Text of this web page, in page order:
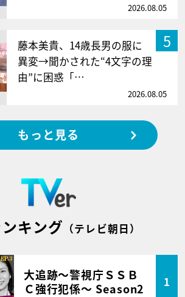
2026.08.05
5
藤本美貴、14歳長男の服に
異変→聞かされた“4文字の理
由”に困惑「…
2026.08.05
もっと見る
キング （テレビ朝日）
大追跡～警視庁ＳＳＢ
Ｃ強行犯係～ Season2
1